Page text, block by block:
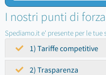
I nostri punti di
Spediamo.it e' presente per le tue
1) Tariffe competitive
2) Trasparenza